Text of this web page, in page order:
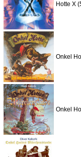
Hotte X
Onkel
Onkel